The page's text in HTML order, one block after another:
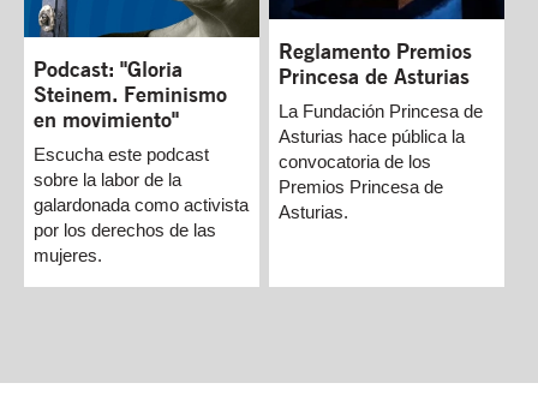
Podcast: "Gloria
Steinem. Feminismo
en movimiento"
Escucha este podcast
sobre la labor de la
galardonada como activista
por los derechos de las
mujeres.
Reglamento Premios
Princesa de Asturias
La Fundación Princesa de
Asturias hace pública la
convocatoria de los
Premios Princesa de
Asturias.